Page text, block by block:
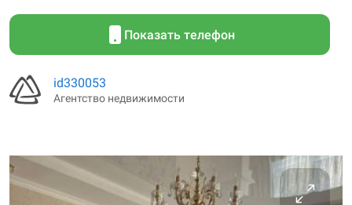
Показать телефон
id330053
Агентство недвижимости